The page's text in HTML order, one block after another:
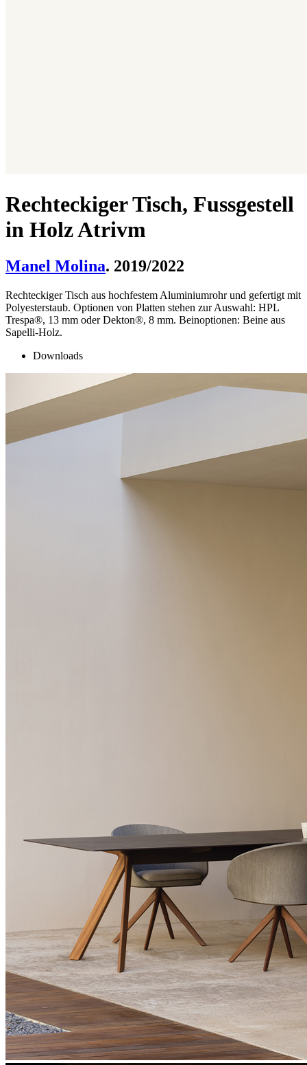
Rechteckiger Tisch, Fussgestell
in Holz Atrivm
Manel Molina. 2019/2022
Rechteckiger Tisch aus hochfestem Aluminiumrohr und gefertigt mit
Polyesterstaub. Optionen von Platten stehen zur Auswahl: HPL
Trespa®, 13 mm oder Dekton®, 8 mm. Beinoptionen: Beine aus
Sapelli-Holz.
Downloads